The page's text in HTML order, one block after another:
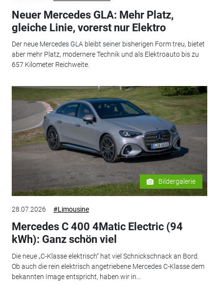
Neuer Mercedes GLA: Mehr Platz,
gleiche Linie, vorerst nur Elektro
Der neue Mercedes GLA bleibt seiner bisherigen Form treu, bietet
aber mehr Platz, modernere Technik und als Elektroauto bis zu
657 Kilometer Reichweite.
Bildergalerie
28.07.2026 #Limousine
Mercedes C 400 4Matic Electric (94
kWh): Ganz schön viel
Die neue „C-Klasse elektrisch“ hat viel Schnickschnack an Bord.
Ob auch die rein elektrisch angetriebene Mercedes C-Klasse dem
bekannten Image entspricht, haben wir in...